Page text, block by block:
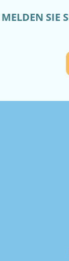
MELDEN SIE